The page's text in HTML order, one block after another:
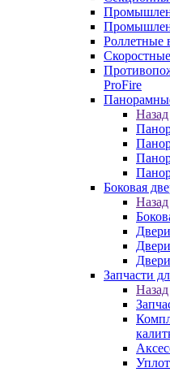
Роллетные
ProFire
Назад
Боковая
Назад
Запчасти
Назад